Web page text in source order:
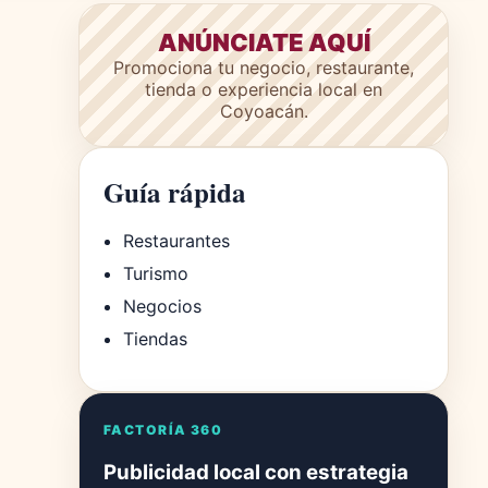
ANÚNCIATE AQUÍ
Promociona tu negocio, restaurante,
tienda o experiencia local en
Coyoacán.
Guía rápida
Restaurantes
Turismo
Negocios
Tiendas
FACTORÍA 360
Publicidad local con estrategia